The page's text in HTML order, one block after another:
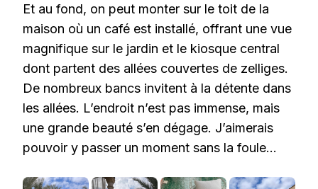
Et au fond, on peut monter sur le toit de la
maison où un café est installé, offrant une vue
magnifique sur le jardin et le kiosque central
dont partent des allées couvertes de zelliges.
De nombreux bancs invitent à la détente dans
les allées. L’endroit n’est pas immense, mais
une grande beauté s’en dégage. J’aimerais
pouvoir y passer un moment sans la foule…